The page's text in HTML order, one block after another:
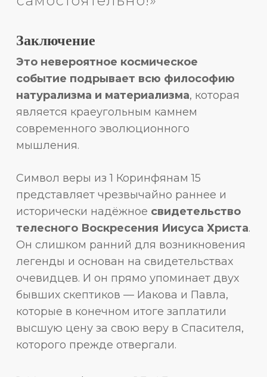
Заключение
Это невероятное космическое
событие подрывает всю философию
натурализма и материализма, которая
является краеугольным камнем
современного эволюционного
мышления.
Символ веры из 1 Коринфянам 15
представляет чрезвычайно раннее и
исторически надёжное свидетельство
телесного Воскресения Иисуса Христа.
Он слишком ранний для возникновения
легенды и основан на свидетельствах
очевидцев. И он прямо упоминает двух
бывших скептиков — Иакова и Павла,
которые в конечном итоге заплатили
высшую цену за свою веру в Спасителя,
которого прежде отвергали.